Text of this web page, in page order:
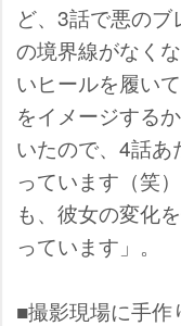
ど、3話で悪のブ
の境界線がなく
いヒールを履い
をイメージする
いたので、4話あ
っています（笑
も、彼女の変化
っています」。
■撮影現場に手